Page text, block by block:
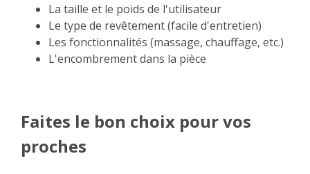
La taille et le poids de l'utilisateur
Le type de revêtement (facile d'entretien)
Les fonctionnalités (massage, chauffage, etc.)
L'encombrement dans la pièce
Faites le bon choix pour vos
proches